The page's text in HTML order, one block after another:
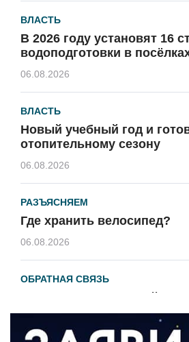
ВЛАСТЬ
В 2026 году установят 16
водоподготовки в
06.08.2026
ВЛАСТЬ
Новый учебный год и
отопительному сезону
06.08.2026
РАЗЪЯСНЯЕМ
Где хранить велосипед?
06.08.2026
ОБРАТНАЯ СВЯЗЬ
Администрация онлайн